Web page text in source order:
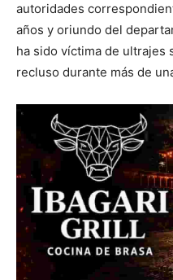
autoridades
años y oriundo del
ha sido víctima de ultrajes
recluso durante más de